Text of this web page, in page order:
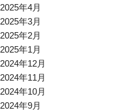
2025年4月
2025年3月
2025年2月
2025年1月
2024年12月
2024年11月
2024年10月
2024年9月